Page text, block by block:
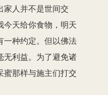
家人并不是世间交
今天给你食物，明天
一种约定。但以佛法
无利益。为了避免诸
蜜那样与施主们打交